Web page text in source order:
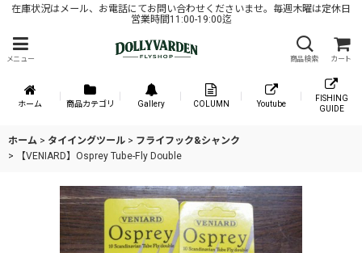
在庫状況はメール、お電話にてお問い合わせくださいませ。毎週木曜は定休日
営業時間11:00-19:00迄
メニュー 商品検索 カート
ホーム 商品カテゴリ Gallery COLUMN Youtube
FISHING
GUIDE
ホーム > タイイングツール > フライフック&シャンク
>
【VENIARD】Osprey Tube-Fly Double